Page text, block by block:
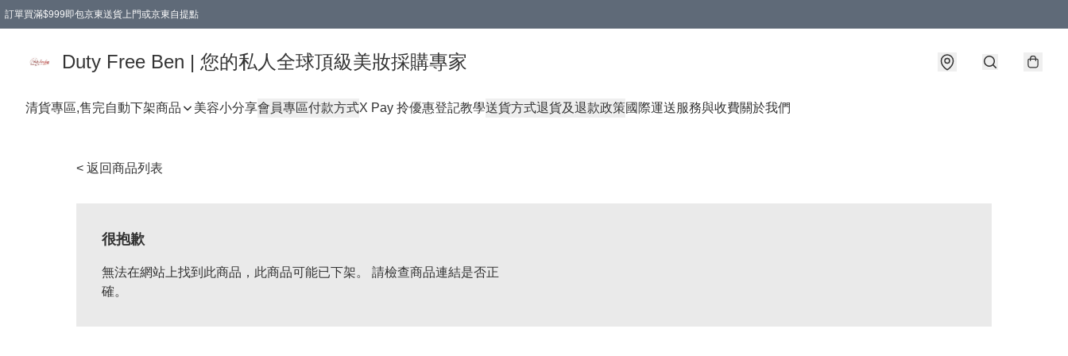
訂單買滿$999即包京東送貨上門或京東自提點
Duty Free Ben | 您的私人全球頂級美妝採購專家
清貨專區,售完自動下架商品 美容小分享會員專區付款方式X Pay 拎優惠登記教學送貨方式退貨及退款政策國際運送服務與收費關於我們
< 返回商品列表
很抱歉
無法在網站上找到此商品，此商品可能已下架。 請檢查商品連結是否正
確。